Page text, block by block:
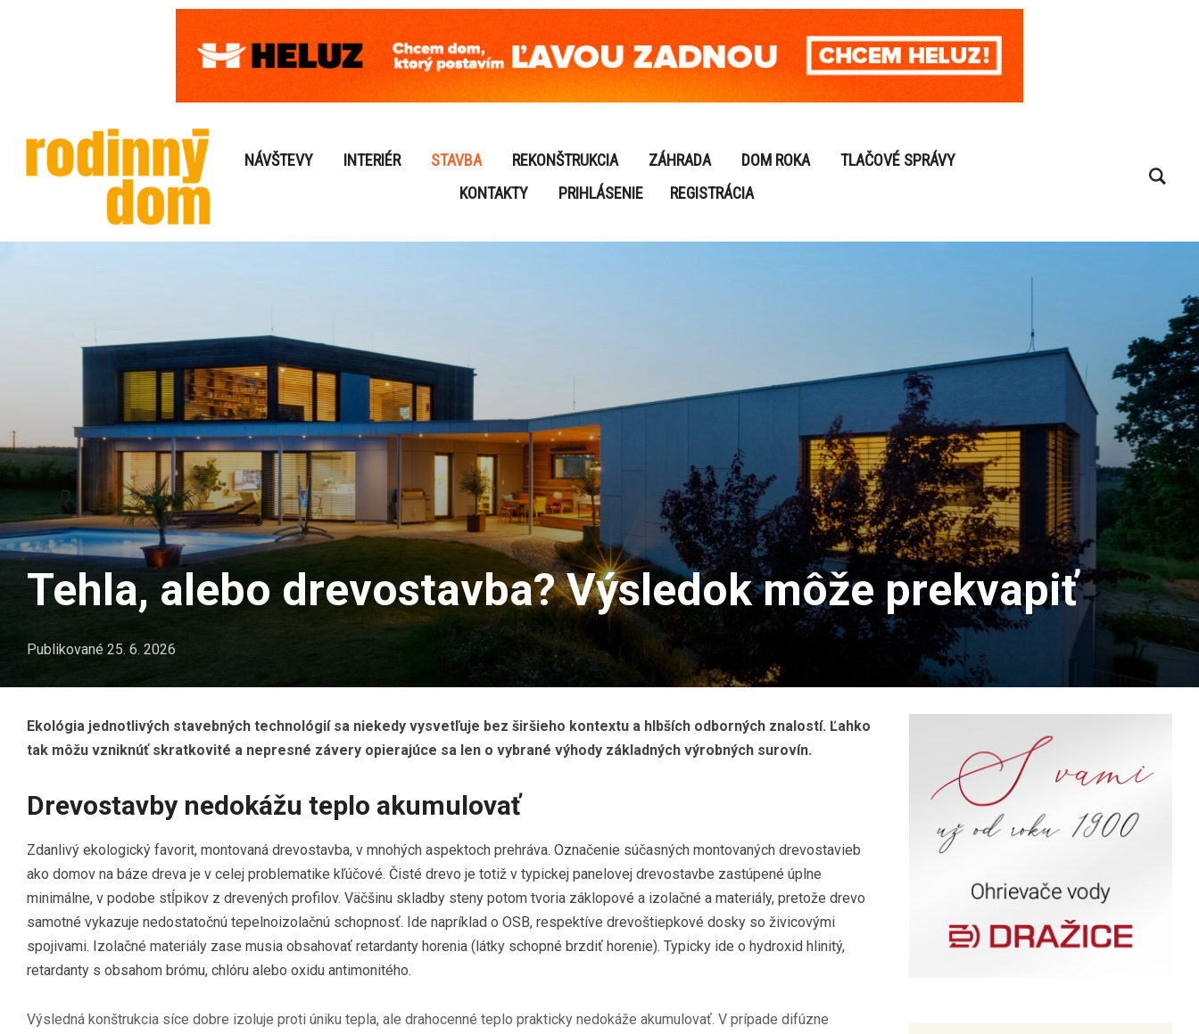
NÁVŠTEVY INTERIÉR STAVBA REKONŠTRUKCIA ZÁHRADA DOM ROKA
TLAČOVÉ SPRÁVY
KONTAKTY
PRIHLÁSENIE REGISTRÁCIA
Tehla, alebo drevostavba? Výsledok môže prekvapiť
Publikované 25. 6. 2026
Ekológia jednotlivých stavebných technológií sa niekedy vysvetľuje bez širšieho kontextu a hlbších odborných znalostí. Ľahko
tak môžu vzniknúť skratkovité a nepresné závery opierajúce sa len o vybrané výhody základných výrobných surovín.
Drevostavby nedokážu teplo akumulovať
Zdanlivý ekologický favorit, montovaná drevostavba, v mnohých aspektoch prehráva. Označenie súčasných montovaných drevostavieb
ako domov na báze dreva je v celej problematike kľúčové. Čisté drevo je totiž v typickej panelovej drevostavbe zastúpené úplne
minimálne, v podobe stĺpikov z drevených profilov. Väčšinu skladby steny potom tvoria záklopové a izolačné a materiály, pretože drevo
samotné vykazuje nedostatočnú tepelnoizolačnú schopnosť. Ide napríklad o OSB, respektíve drevoštiepkové dosky so živicovými
spojivami. Izolačné materiály zase musia obsahovať retardanty horenia (látky schopné brzdiť horenie). Typicky ide o hydroxid hlinitý,
retardanty s obsahom brómu, chlóru alebo oxidu antimonitého.
Výsledná konštrukcia síce dobre izoluje proti úniku tepla, ale drahocenné teplo prakticky nedokáže akumulovať. V prípade difúzne